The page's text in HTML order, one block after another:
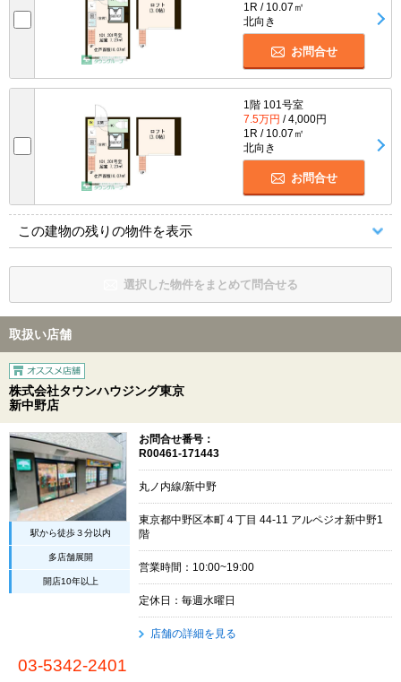
1R / 10.07㎡
北向き
お問合せ
1階 101号室
7.5万円 / 4,000円
1R / 10.07㎡
北向き
お問合せ
この建物の残りの物件を表示
選択した物件をまとめて問合せる
取扱い店舗
株式会社タウンハウジング東京
新中野店
駅から徒歩３分以内
多店舗展開
開店10年以上
お問合せ番号：
R00461-171443
丸ノ内線/新中野
東京都中野区本町４丁目 44-11 アルペジオ新中野1
階
営業時間：10:00~19:00
定休日：毎週水曜日
店舗の詳細を見る
03-5342-2401